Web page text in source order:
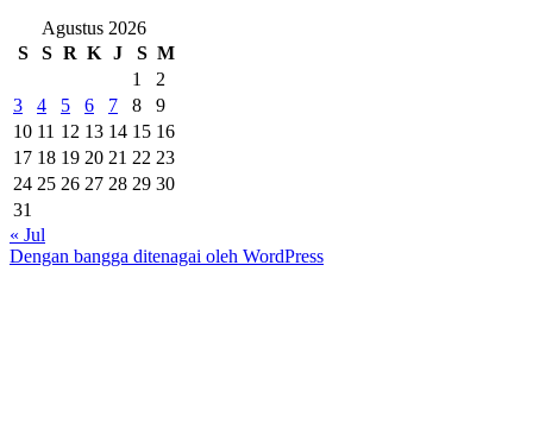
Agustus 2026
S
S R K J S M
1
2
3
4 5 6 7 8
9
10 11 12 13 14 15 16
17 18 19 20 21 22 23
24 25 26 27 28 29 30
31
« Jul
Dengan bangga ditenagai oleh WordPress